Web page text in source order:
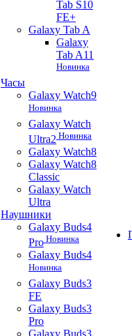
Tab S10
FE+
Galaxy Tab A
Galaxy
Tab A11
Новинка
Часы
Galaxy Watch9
Новинка
Galaxy Watch
Ultra2 Новинка
Galaxy Watch8
Galaxy Watch8
Classic
Galaxy Watch
Ultra
Наушники
Galaxy Buds4
Pro Новинка
Galaxy Buds4
Новинка
Galaxy Buds3
FE
Galaxy Buds3
Pro
Galaxy Buds3